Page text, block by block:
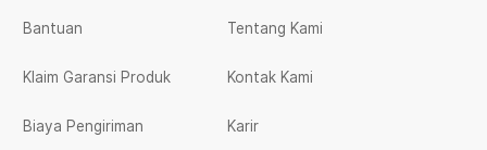
Bantuan
Klaim Garansi Produk
Biaya Pengiriman
Tentang Kami
Kontak Kami
Karir